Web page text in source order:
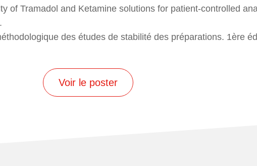
of Tramadol and Ketamine solutions for patient-controlled
des études de stabilité des préparations. 1ère
Voir le poster